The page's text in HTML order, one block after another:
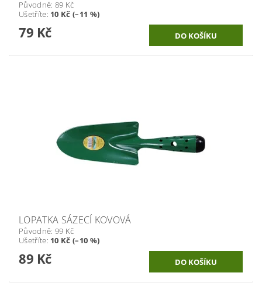
Původně: 89 Kč
Ušetříte: 10 Kč (–11 %)
79 Kč
LOPATKA SÁZECÍ KOVOVÁ
Původně: 99 Kč
Ušetříte: 10 Kč (–10 %)
89 Kč